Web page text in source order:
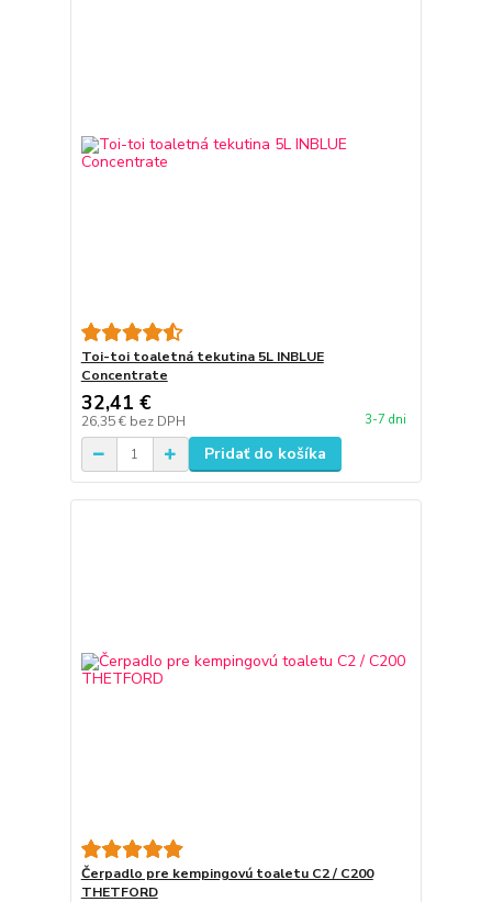
Toi-toi toaletná tekutina 5L INBLUE
Concentrate
32,41 €
26,35 € bez DPH 3-7 dni
Pridať do košíka
Čerpadlo pre kempingovú toaletu C2 / C200
THETFORD